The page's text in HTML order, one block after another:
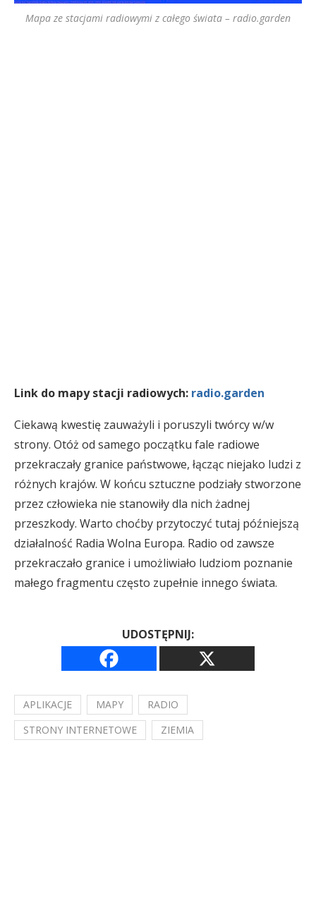
Mapa ze stacjami radiowymi z całego świata – radio.garden
Link do mapy stacji radiowych: radio.garden
Ciekawą kwestię zauważyli i poruszyli twórcy w/w
strony. Otóż od samego początku fale radiowe
przekraczały granice państwowe, łącząc niejako ludzi z
różnych krajów. W końcu sztuczne podziały stworzone
przez człowieka nie stanowiły dla nich żadnej
przeszkody. Warto choćby przytoczyć tutaj późniejszą
działalność Radia Wolna Europa. Radio od zawsze
przekraczało granice i umożliwiało ludziom poznanie
małego fragmentu często zupełnie innego świata.
UDOSTĘPNIJ:
APLIKACJE MAPY
RADIO
STRONY INTERNETOWE
ZIEMIA